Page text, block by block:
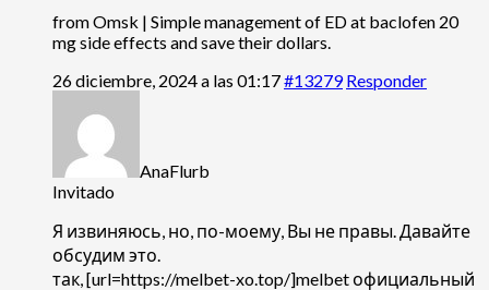
from Omsk | Simple management of ED at baclofen 20
mg side effects and save their dollars.
26 diciembre, 2024 a las 01:17#13279 Responder
AnaFlurb
Invitado
Я извиняюсь, но, по-моему, Вы не правы. Давайте
обсудим это.
так, [url=https://melbet-xo.top/]melbet официальный